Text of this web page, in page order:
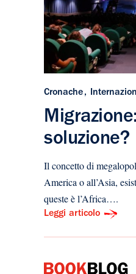
Cronache
soluzione?
Il concetto di
America o all’Asia,
queste è l’Africa….
Leggi articolo